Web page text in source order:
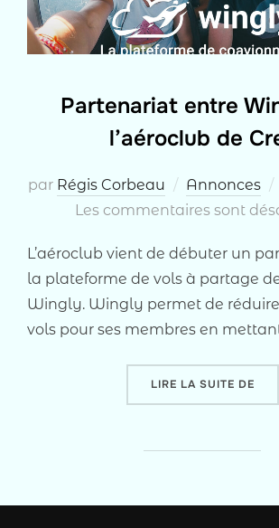
Partenariat entre
l’aéroclub de
par Régis Corbeau Annonces
Les commentaires sont
L’aéroclub vient de débuter un
la plateforme de vols à partage
Wingly. Wingly permet de
vols pour ses membres en
LIRE LA SUITE DE«